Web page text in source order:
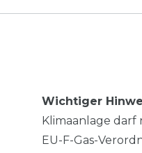
Wichtiger
Klimaanlage
EU-F-Gas-